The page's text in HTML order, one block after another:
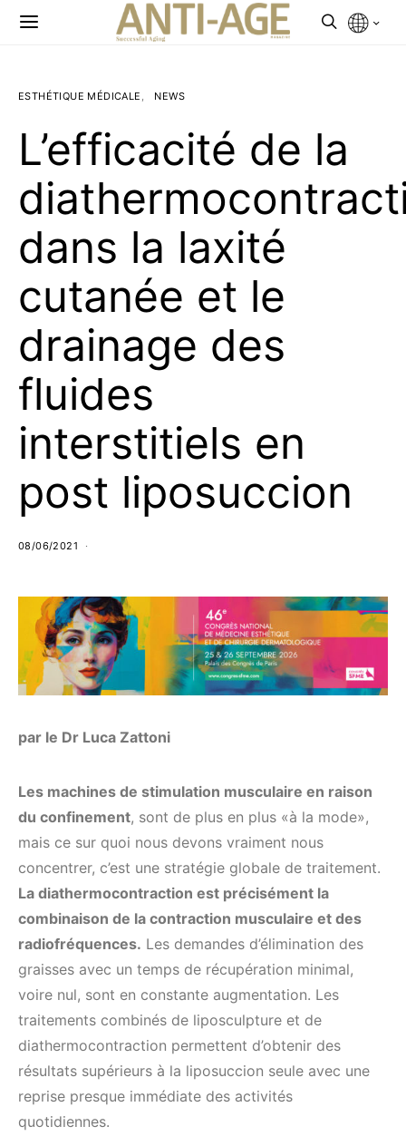
ESTHÉTIQUE MÉDICALE NEWS
L’efficacité de la
dans la laxité
cutanée et le
drainage des
fluides
interstitiels en
post liposuccion
08/06/2021
par le Dr Luca Zattoni
Les machines de stimulation musculaire en raison
du confinement, sont de plus en plus «à la mode»,
mais ce sur quoi nous devons vraiment nous
concentrer, c’est une stratégie globale de traitement.
La diathermocontraction est précisément la
combinaison de la contraction musculaire et des
radiofréquences. Les demandes d’élimination des
graisses avec un temps de récupération minimal,
voire nul, sont en constante augmentation. Les
traitements combinés de liposculpture et de
diathermocontraction permettent d’obtenir des
résultats supérieurs à la liposuccion seule avec une
reprise presque immédiate des activités
quotidiennes.